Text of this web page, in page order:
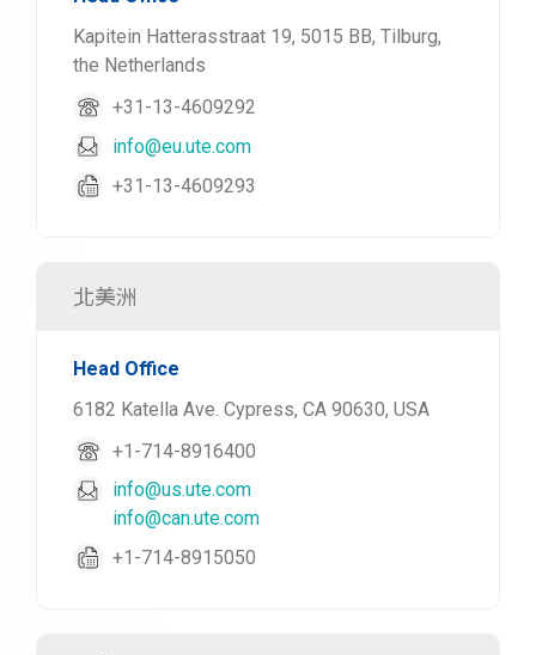
Kapitein Hatterasstraat 19, 5015 BB, Tilburg,
the Netherlands
+31-13-4609292
info@eu.ute.com
+31-13-4609293
北美洲
Head Office
6182 Katella Ave. Cypress, CA 90630, USA
+1-714-8916400
info@us.ute.com
info@can.ute.com
+1-714-8915050